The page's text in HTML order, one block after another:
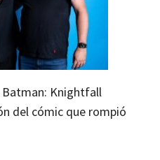
Batman: Knightfall
del cómic que rompió